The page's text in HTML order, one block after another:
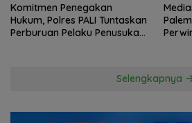
Komitmen Penegakan
Hukum, Polres PALI Tuntaskan
Perburuan Pelaku Penusukan
Selengkapnya